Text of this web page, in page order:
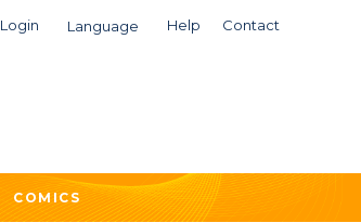
Login Language Help Contact
COMICS